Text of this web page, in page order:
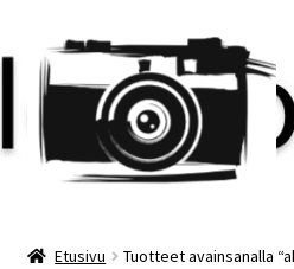
Siirry
navigointiin
Siirry
sisältöön
Etusivu Tuotteet avainsanalla